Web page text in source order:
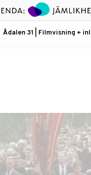
Ådalen 31 | Filmvisning +